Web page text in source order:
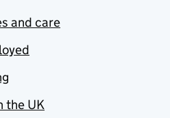
and care
the UK